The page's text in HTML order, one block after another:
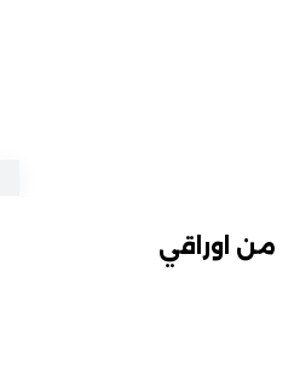
من اوراقي